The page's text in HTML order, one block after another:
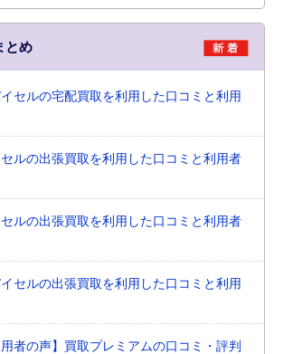
とめ
セルの宅配買取を利用した口コミと利用
ルの出張買取を利用した口コミと利用者
ルの出張買取を利用した口コミと利用者
セルの出張買取を利用した口コミと利用
用者の声】買取プレミアムの口コミ・評判